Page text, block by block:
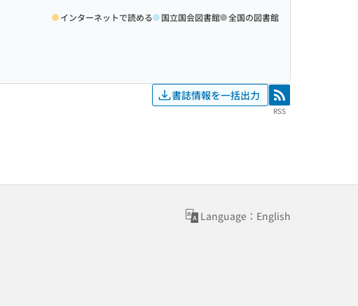
インターネットで読める 国立国会図書館 全国の図書館
書誌情報を一括出力 RSS
RSS
Language：English